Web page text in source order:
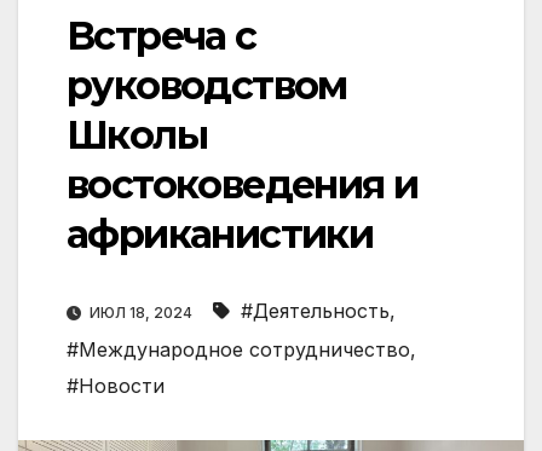
Встреча с
руководством
Школы
востоковедения и
африканистики
ИЮЛ 18, 2024 #Деятельность,
#Международное сотрудничество,
#Новости